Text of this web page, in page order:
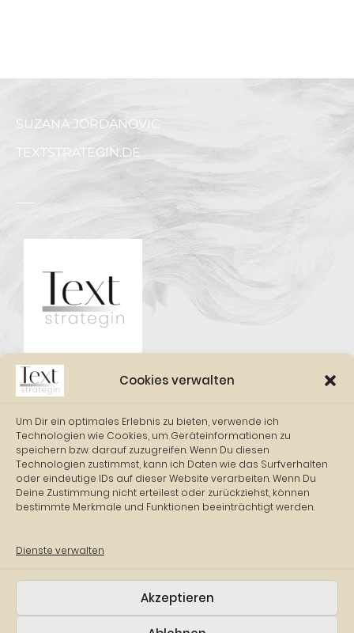
Cookies verwalten
Um Dir ein optimales Erlebnis zu bieten, verwende ich
Technologien wie Cookies, um Geräteinformationen zu
speichern bzw. darauf zuzugreifen. Wenn Du diesen
Technologien zustimmst, kann ich Daten wie das Surfverhalten
oder eindeutige IDs auf dieser Website verarbeiten. Wenn Du
Deine Zustimmung nicht erteilest oder zurückziehst, können
bestimmte Merkmale und Funktionen beeinträchtigt werden.
Dienste verwalten
Akzeptieren
SUZANA JORDANOVIC
TEXTSTRATEGIN.DE
E-MAIL & TELEFON
kontakt@textstrategin.de
040 86 68 65 67